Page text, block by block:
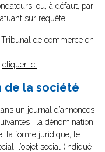
ou, à défaut, par
sur requête.
Tribunal de commerce en
cliquer ici
de la société
un journal d’annonces
: la dénomination
la forme juridique, le
l’objet social (indiqué